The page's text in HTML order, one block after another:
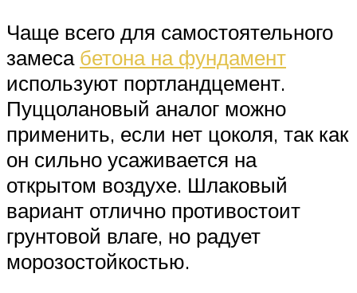
Чаще всего для самостоятельного
замеса бетона на фундамент
используют портландцемент.
Пуццолановый аналог можно
применить, если нет цоколя, так как
он сильно усаживается на
открытом воздухе. Шлаковый
вариант отлично противостоит
грунтовой влаге, но радует
морозостойкостью.